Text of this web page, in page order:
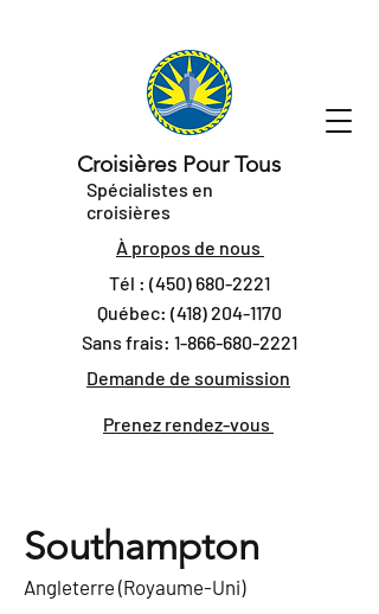
Croisières Pour Tous
Spécialistes en
croisières
À propos de nous
Tél : (450) 680-2221
Québec: (418) 204-1170
Sans frais: 1-866-680-2221
Demande de soumission
Prenez rendez-vous
Southampton
Angleterre (Royaume-Uni)